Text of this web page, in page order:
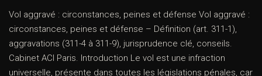
Vol aggravé : circonstances, peines et défense Vol aggravé :
circonstances, peines et défense – Définition (art. 311-1),
aggravations (311-4 à 311-9), jurisprudence clé, conseils.
Cabinet ACI Paris. Introduction Le vol est une infraction
universelle, présente dans toutes les législations pénales, car